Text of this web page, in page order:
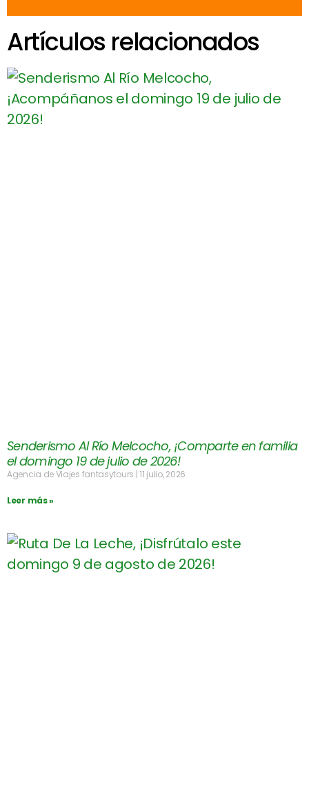
Artículos relacionados
Senderismo Al Río Melcocho, ¡Comparte en familia
el domingo 19 de julio de 2026!
Agencia de Viajes fantasytours 11 julio, 2026
Leer más »